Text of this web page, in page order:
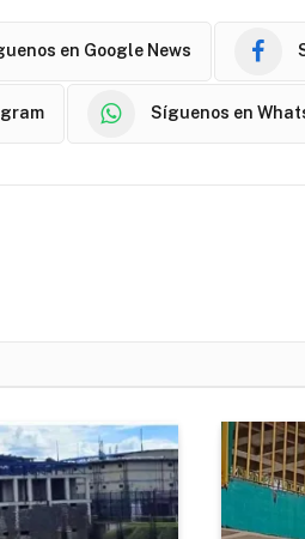
en Google News
Síguenos en